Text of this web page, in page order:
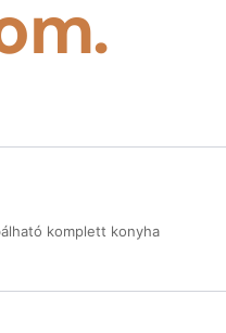
komplett konyha